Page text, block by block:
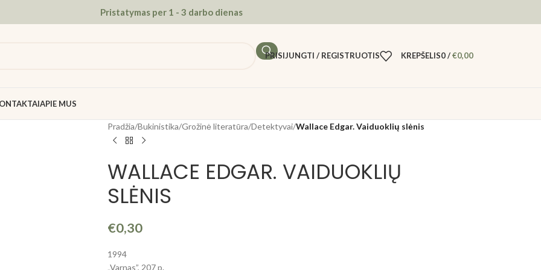
Pristatymas per 1 - 3 darbo dienas
PRISIJUNGTI / REGISTRUOTIS KREPŠELIS0/€0,00
APIE MUS
Pradžia/Bukinistika/Grožinė literatūra/Detektyvai/Wallace Edgar. Vaiduoklių slėnis
WALLACE EDGAR. VAIDUOKLIŲ
SLĖNIS
€0,30
1994
„Varnas”, 207 p.